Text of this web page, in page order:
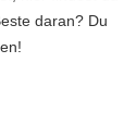
daran? Du